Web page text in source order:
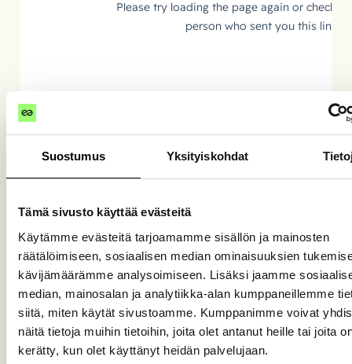
Suostumus Yksityiskohdat
Tämä sivusto käyttää evästeitä
Käytämme evästeitä tarjoamamme sisällön ja mainosten
räätälöimiseen, sosiaalisen median ominaisuuksien
kävijämäärämme analysoimiseen. Lisäksi jaamme
median, mainosalan ja analytiikka-alan kumppaneillemme
siitä, miten käytät sivustoamme. Kumppanimme voivat
näitä tietoja muihin tietoihin, joita olet antanut heille tai joita
kerätty, kun olet käyttänyt heidän palvelujaan.